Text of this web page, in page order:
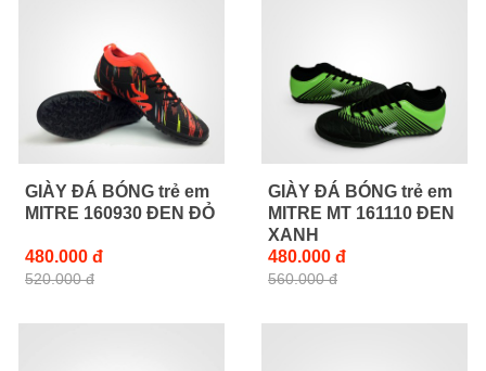
GIÀY ĐÁ BÓNG trẻ em
MITRE 160930 ĐEN ĐỎ
480.000 đ
520.000 đ
GIÀY ĐÁ BÓNG trẻ em
MITRE MT 161110 ĐEN
XANH
480.000 đ
560.000 đ